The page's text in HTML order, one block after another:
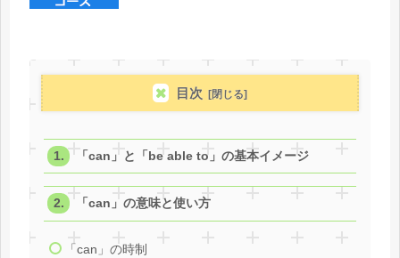
目次
「can」と「be able to」の基本イメージ
「can」の意味と使い方
「can」の時制